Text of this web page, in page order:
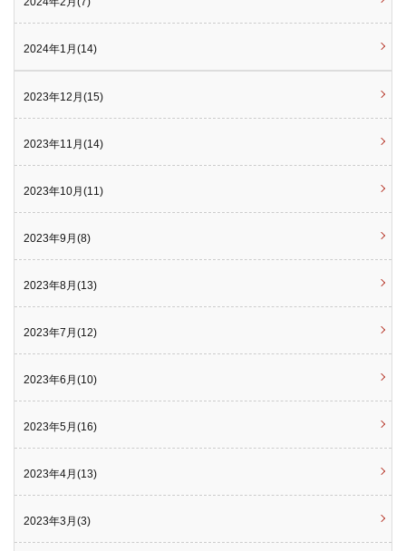
2024年1月(14)
2023年12月(15)
2023年11月(14)
2023年10月(11)
2023年9月(8)
2023年8月(13)
2023年7月(12)
2023年6月(10)
2023年5月(16)
2023年4月(13)
2023年3月(3)